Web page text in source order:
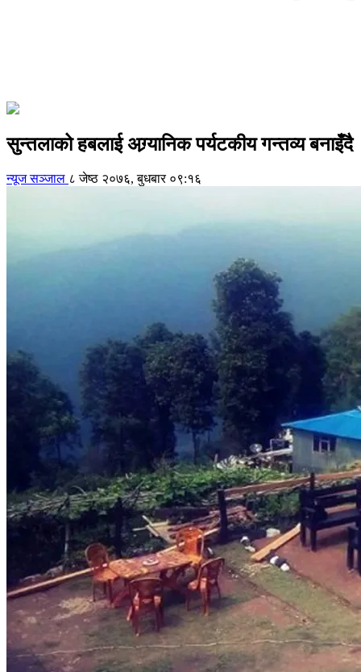
सुन्तलाको हबलाई अग्र्यानिक पर्यटकीय गन्तव्य बनाइँदै
न्यूज सञ्जाल ८ जेष्ठ २०७६, बुधबार ०९:१६